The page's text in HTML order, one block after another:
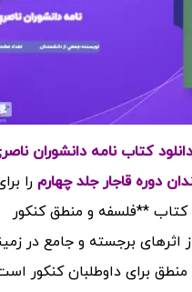
دانلود کتاب نامه دانشوران
دوره قاجار جلد چهارم را
کتاب **فلسفه و منطق کنکور
اثرهای برجسته و جامع در
برای داوطلبان کنکور